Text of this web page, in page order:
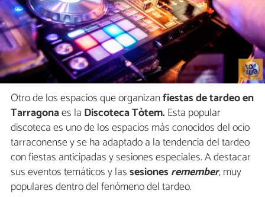
Otro de los espacios que organizanfiestas de tardeo en
Tarragonaes la Discoteca Tòtem.Esta popular
discoteca es uno de los espacios más conocidos del ocio
tarraconense y se ha adaptado a la tendencia del tardeo
con fiestas anticipadas y sesiones especiales. A destacar
sus eventos temáticos y lassesiones remember, muy
populares dentro del fenómeno del tardeo.